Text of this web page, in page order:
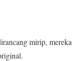
mirip, mereka